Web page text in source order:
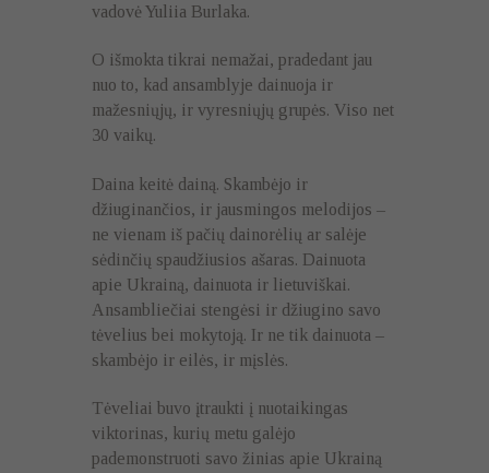
vadovė Yuliia Burlaka.
O išmokta tikrai nemažai, pradedant jau
nuo to, kad ansamblyje dainuoja ir
mažesniųjų, ir vyresniųjų grupės. Viso net
30 vaikų.
Daina keitė dainą. Skambėjo ir
džiuginančios, ir jausmingos melodijos –
ne vienam iš pačių dainorėlių ar salėje
sėdinčių spaudžiusios ašaras. Dainuota
apie Ukrainą, dainuota ir lietuviškai.
Ansambliečiai stengėsi ir džiugino savo
tėvelius bei mokytoją. Ir ne tik dainuota –
skambėjo ir eilės, ir mįslės.
Tėveliai buvo įtraukti į nuotaikingas
viktorinas, kurių metu galėjo
pademonstruoti savo žinias apie Ukrainą